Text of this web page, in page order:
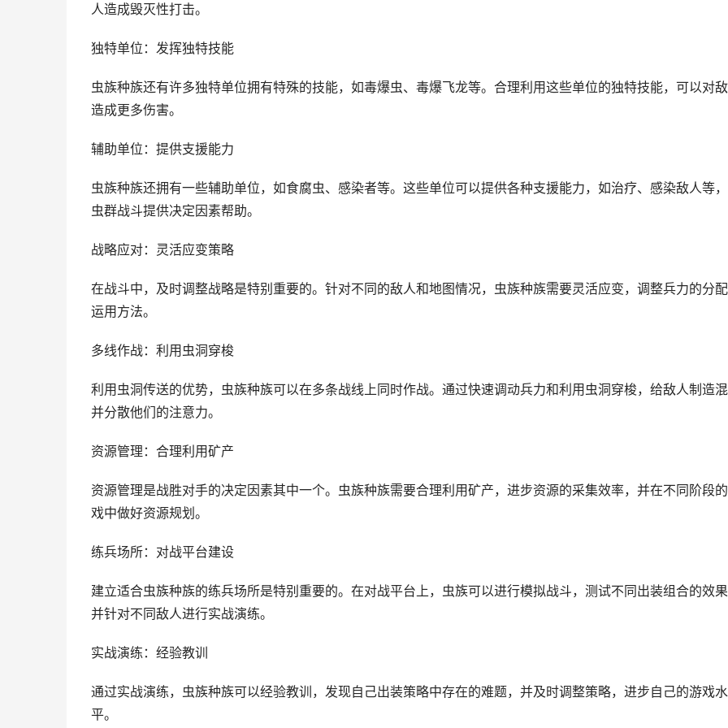
人造成毁灭性打击。
独特单位：发挥独特技能
虫族种族还有许多独特单位拥有特殊的技能，如毒爆虫、毒爆飞龙等。合理利用这些单位的独特技能，可以对
造成更多伤害。
辅助单位：提供支援能力
虫族种族还拥有一些辅助单位，如食腐虫、感染者等。这些单位可以提供各种支援能力，如治疗、感染敌人等
虫群战斗提供决定因素帮助。
战略应对：灵活应变策略
在战斗中，及时调整战略是特别重要的。针对不同的敌人和地图情况，虫族种族需要灵活应变，调整兵力的分
运用方法。
多线作战：利用虫洞穿梭
利用虫洞传送的优势，虫族种族可以在多条战线上同时作战。通过快速调动兵力和利用虫洞穿梭，给敌人制造
并分散他们的注意力。
资源管理：合理利用矿产
资源管理是战胜对手的决定因素其中一个。虫族种族需要合理利用矿产，进步资源的采集效率，并在不同阶段
戏中做好资源规划。
练兵场所：对战平台建设
建立适合虫族种族的练兵场所是特别重要的。在对战平台上，虫族可以进行模拟战斗，测试不同出装组合的效果
并针对不同敌人进行实战演练。
实战演练：经验教训
通过实战演练，虫族种族可以经验教训，发现自己出装策略中存在的难题，并及时调整策略，进步自己的游戏水
平。